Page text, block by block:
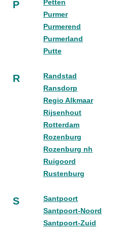
P
Petten
Purmer
Purmerend
Purmerland
Putte
R
Randstad
Ransdorp
Regio Alkmaar
Rijsenhout
Rotterdam
Rozenburg
Rozenburg nh
Ruigoord
Rustenburg
S
Santpoort
Santpoort-Noord
Santpoort-Zuid